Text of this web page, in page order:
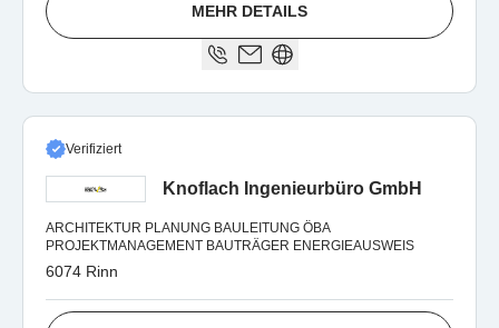
MEHR DETAILS
Verifiziert
Knoflach Ingenieurbüro GmbH
ARCHITEKTUR PLANUNG BAULEITUNG ÖBA
PROJEKTMANAGEMENT BAUTRÄGER ENERGIEAUSWEIS
6074 Rinn